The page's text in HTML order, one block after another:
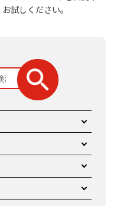
試しください。